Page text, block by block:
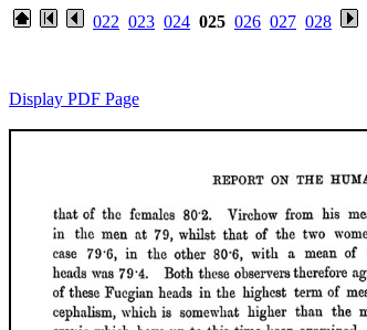
022 023 024 025 026 027 028
Display PDF Page